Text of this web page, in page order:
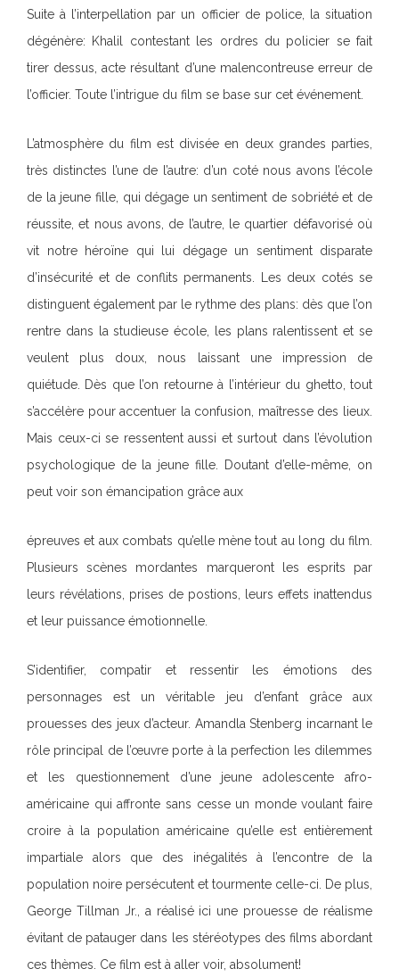
Suite à l’interpellation par un officier de police, la situation
dégénère: Khalil contestant les ordres du policier se fait
tirer dessus, acte résultant d’une malencontreuse erreur de
l’officier. Toute l’intrigue du film se base sur cet événement.
L’atmosphère du film est divisée en deux grandes parties,
très distinctes l’une de l’autre: d’un coté nous avons l’école
de la jeune fille, qui dégage un sentiment de sobriété et de
réussite, et nous avons, de l’autre, le quartier défavorisé où
vit notre héroïne qui lui dégage un sentiment disparate
d’insécurité et de conflits permanents. Les deux cotés se
distinguent également par le rythme des plans: dès que l’on
rentre dans la studieuse école, les plans ralentissent et se
veulent plus doux, nous laissant une impression de
quiétude. Dès que l’on retourne à l’intérieur du ghetto, tout
s’accélère pour accentuer la confusion, maîtresse des lieux.
Mais ceux-ci se ressentent aussi et surtout dans l’évolution
psychologique de la jeune fille. Doutant d’elle-même, on
peut voir son émancipation grâce aux
épreuves et aux combats qu’elle mène tout au long du film.
Plusieurs scènes mordantes marqueront les esprits par
leurs révélations, prises de postions, leurs effets inattendus
et leur puissance émotionnelle.
S’identifier, compatir et ressentir les émotions des
personnages est un véritable jeu d’enfant grâce aux
prouesses des jeux d’acteur. Amandla Stenberg incarnant le
rôle principal de l’œuvre porte à la perfection les dilemmes
et les questionnement d’une jeune adolescente afro-
américaine qui affronte sans cesse un monde voulant faire
croire à la population américaine qu’elle est entièrement
impartiale alors que des inégalités à l’encontre de la
population noire persécutent et tourmente celle-ci. De plus,
George Tillman Jr., a réalisé ici une prouesse de réalisme
évitant de patauger dans les stéréotypes des films abordant
ces thèmes. Ce film est à aller voir, absolument!